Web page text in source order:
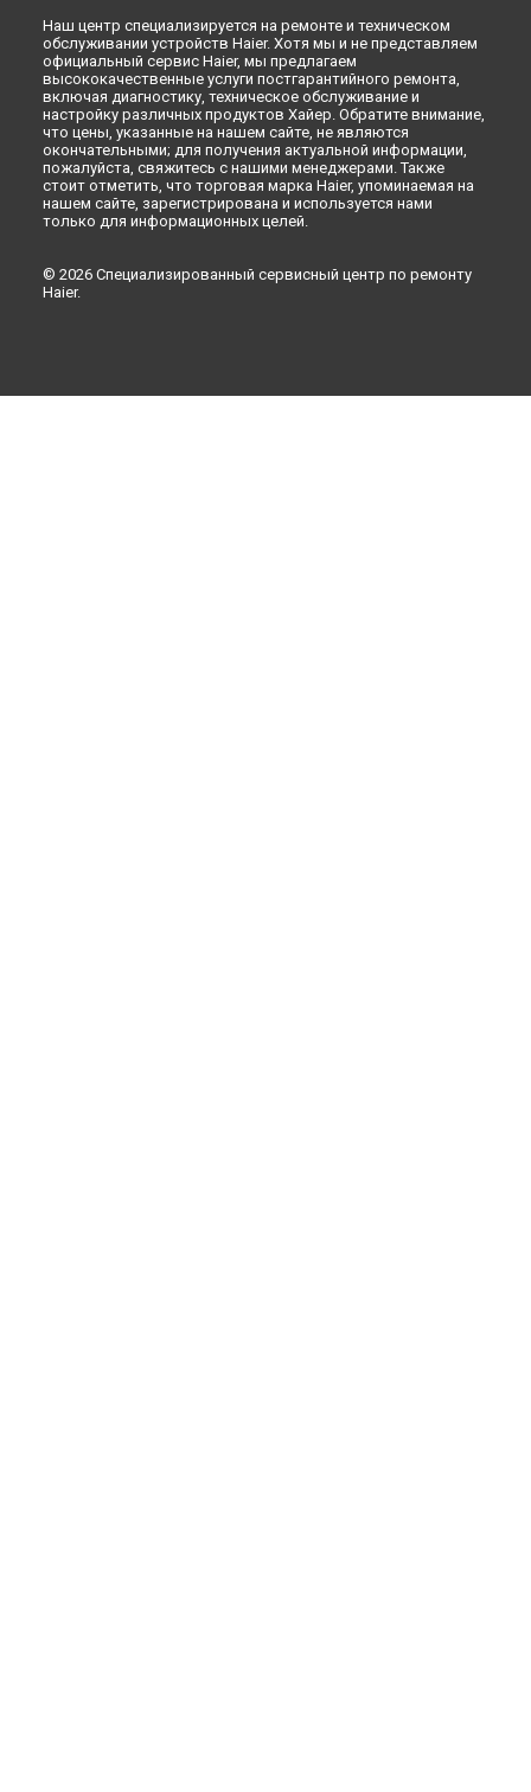
Наш центр специализируется на ремонте и техническом
обслуживании устройств Haier. Хотя мы и не представляем
официальный сервис Haier, мы предлагаем
высококачественные услуги постгарантийного ремонта,
включая диагностику, техническое обслуживание и
настройку различных продуктов Хайер. Обратите внимание,
что цены, указанные на нашем сайте, не являются
окончательными; для получения актуальной информации,
пожалуйста, свяжитесь с нашими менеджерами. Также
стоит отметить, что торговая марка Haier, упоминаемая на
нашем сайте, зарегистрирована и используется нами
только для информационных целей.
© 2026 Специализированный сервисный центр по ремонту
Haier.